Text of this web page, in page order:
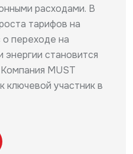
расходами. В
тарифов на
о переходе на
энергии становится
MUST
ключевой участник в